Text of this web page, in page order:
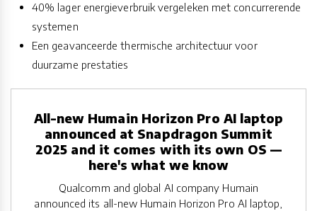
40% lager energieverbruik vergeleken met concurrerende
systemen
Een geavanceerde thermische architectuur voor
duurzame prestaties
All-new Humain Horizon Pro AI laptop
announced at Snapdragon Summit
2025 and it comes with its own OS —
here's what we know
Qualcomm and global AI company Humain
announced its all-new Humain Horizon Pro AI laptop,